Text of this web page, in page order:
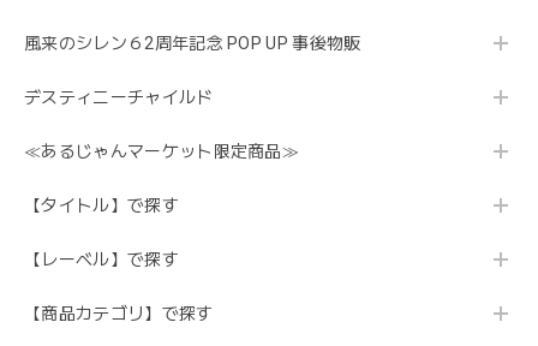
風来のシレン６2周年記念 POP UP 事後物販
デスティニーチャイルド
≪あるじゃんマーケット限定商品≫
【タイトル】で探す
【レーベル】で探す
【商品カテゴリ】で探す